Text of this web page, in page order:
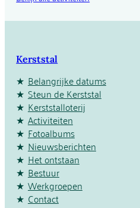
Kerststal
Belangrijke datums
Steun de Kerststal
Kerststalloterij
Activiteiten
Fotoalbums
Nieuwsberichten
Het ontstaan
Bestuur
Werkgroepen
Contact